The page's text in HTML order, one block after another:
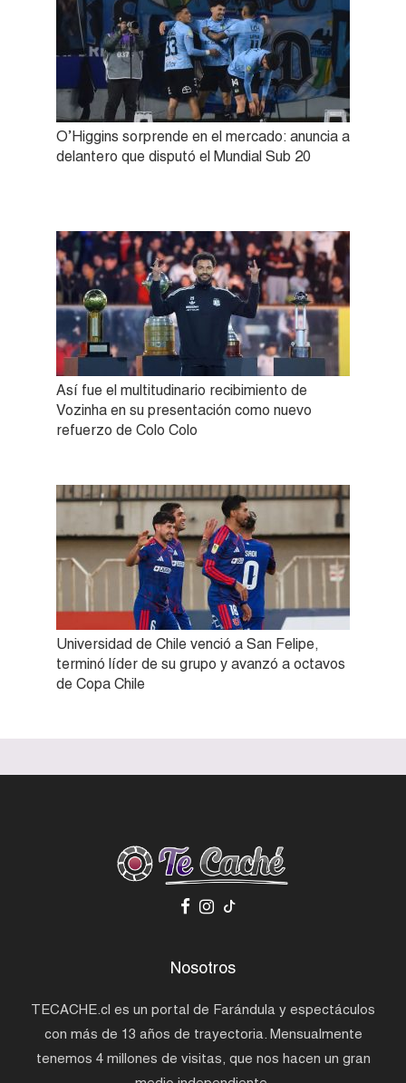
O’Higgins sorprende en el mercado: anuncia a
delantero que disputó el Mundial Sub 20
Así fue el multitudinario recibimiento de
Vozinha en su presentación como nuevo
refuerzo de Colo Colo
Universidad de Chile venció a San Felipe,
terminó líder de su grupo y avanzó a octavos
de Copa Chile
Nosotros
TECACHE.cl es un portal de Farándula y espectáculos
con más de 13 años de trayectoria. Mensualmente
tenemos 4 millones de visitas, que nos hacen un gran